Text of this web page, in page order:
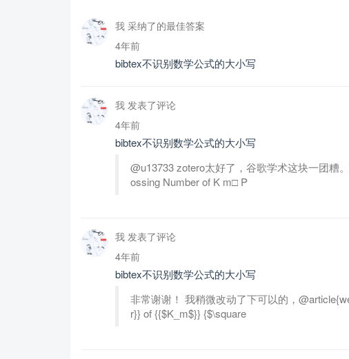
我 采纳了的最佳答案
4年前
bibtex不识别数学公式的大小写
我 发表了评论
4年前
bibtex不识别数学公式的大小写
@u13733 zotero太好了，谷歌学术这块一团糟
ossing Number of K m□ P
我 发表了评论
4年前
bibtex不识别数学公式的大小写
非常谢谢！ 我稍微改动了下可以的，
r}} of {{$K_m$}} {$\square